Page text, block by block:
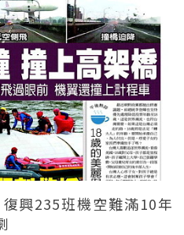
復興235班機空難滿10年